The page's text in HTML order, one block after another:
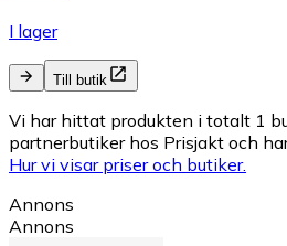
I lager
Till butik
Vi har hittat produkten i totalt 1
partnerbutiker hos Prisjakt och
Hur vi visar priser och butiker.
Annons
Annons